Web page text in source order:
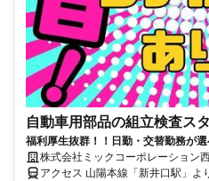
自動車用部品の組立検査ス
福利厚生抜群！！日勤・交替勤務が選
株式会社ミックコーポレーション
アクセス 山陽本線「新井口駅」